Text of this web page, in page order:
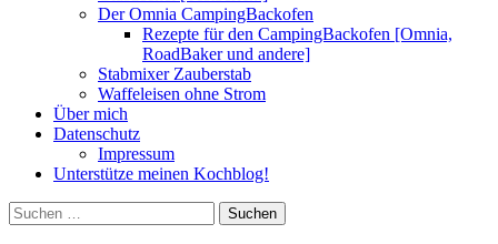
Der Omnia CampingBackofen
Rezepte für den CampingBackofen [Omnia,
RoadBaker und andere]
Stabmixer Zauberstab
Waffeleisen ohne Strom
Über mich
Datenschutz
Impressum
Unterstütze meinen Kochblog!
Suchen
nach: